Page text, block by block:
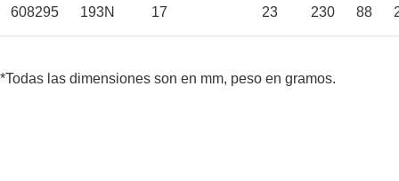
608295 193N 17 23 230 88
*Todas las dimensiones son en mm, peso en gramos.